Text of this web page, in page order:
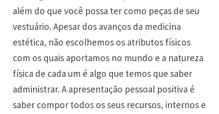
além do que você possa ter como peças de seu
vestuário. Apesar dos avanços da medicina
estética, não escolhemos os atributos físicos
com os quais aportamos no mundo e a natureza
física de cada um é algo que temos que saber
administrar. A apresentação pessoal positiva é
saber compor todos os seus recursos, internos e